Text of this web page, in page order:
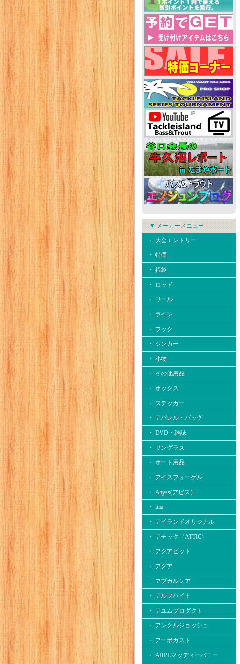
▼ メーカーメニュー
・ 大会エントリー
・ 特価
・ 福袋
・ ロッド
・ リール
・ ライン
・ フック
・ シンカー
・ 小物
・ その他用品
・ ボックス
・ ステッカー
・ アパレル・バッグ
・ DVD・雑誌
・ サングラス
・ ボート用品
・ アイスフォーゲル
・ Abyss(アビス）
・ ima
・ アイランドオリジナル
・ アチック（ATTIC）
・ アクアビット
・ アグア
・ アブガルシア
・ アルフハイト
・ アユムプロダクト
・ アンクルジョッシュ
・ アーボガスト
・ AHPLマッディーバニー